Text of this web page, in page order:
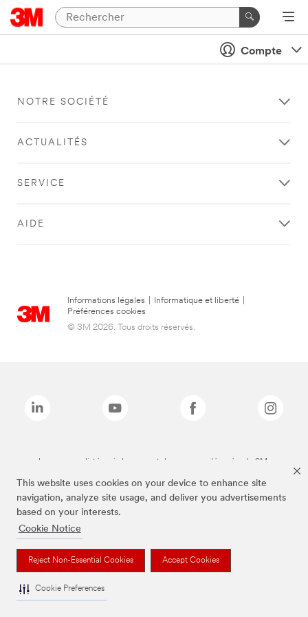
This website uses cookies on your device to enhance site
navigation, analyze site usage, and deliver you advertisements
based on your interests.
Cookie Notice
Reject Non-Essential Cookies Accept Cookies
Cookie Preferences
Compte
NOTRE SOCIÉTÉ
ACTUALITÉS
SERVICE
AIDE
Informations légales Informatique et liberté
Préférences cookies
© 3M 2026. Tous droits réservés.
Les marques listées ci-dessus sont des marques déposées de 3M.